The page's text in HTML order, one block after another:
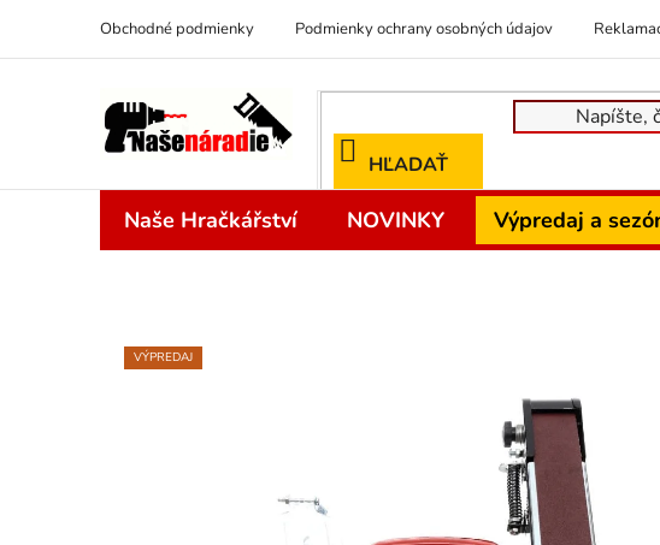
obsah
Obchodné podmienky Podmienky ochrany osobných údajov
HĽADAŤ
Naše Hračkářství NOVINKY Výpredaj a
VÝPREDAJ